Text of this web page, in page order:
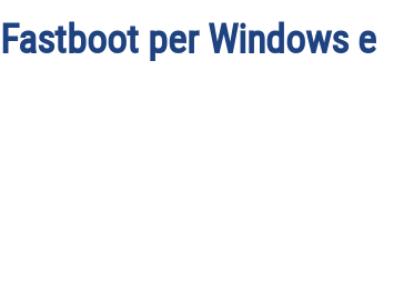
per Windows e